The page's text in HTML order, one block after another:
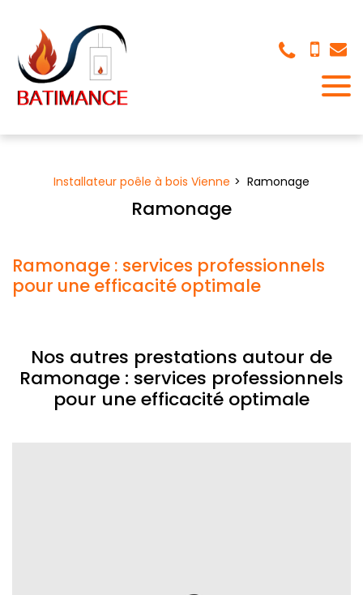
Installateur poêle à bois Vienne Ramonage
Ramonage
Ramonage : services professionnels
pour une efficacité optimale
Nos autres prestations autour de
Ramonage : services professionnels
pour une efficacité optimale